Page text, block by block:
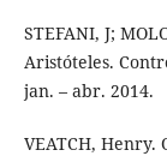
STEFANI, J;
Aristóteles.
jan. – abr. 2014.
VEATCH,